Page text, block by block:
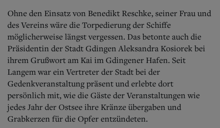
Ohne den Einsatz von Benedikt Reschke, seiner Frau und
des Vereins wäre die Torpedierung der Schiffe
möglicherweise längst vergessen. Das betonte auch die
Präsidentin der Stadt Gdingen Aleksandra Kosiorek bei
ihrem Grußwort am Kai im Gdingener Hafen. Seit
Langem war ein Vertreter der Stadt bei der
Gedenkveranstaltung präsent und erlebte dort
persönlich mit, wie die Gäste der Veranstaltungen wie
jedes Jahr der Ostsee ihre Kränze übergaben und
Grabkerzen für die Opfer entzündeten.